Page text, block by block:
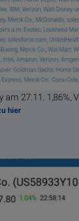
am 27.11. 1,86%,
hier